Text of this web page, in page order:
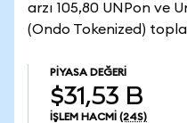
arzı 105,80 UNPon ve
(Ondo Tokenized)
PIYASA DEĞERI
$31,53 B
İŞLEM HACMI (24S)